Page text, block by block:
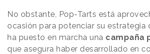
No obstante, Pop-Tarts está
ocasión para potenciar su estrategia
ha puesto en marcha una campaña
que asegura haber desarrollado en